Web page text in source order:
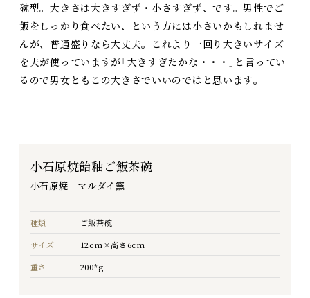
碗型。大きさは大きすぎず・小さすぎず、です。男性でご
飯をしっかり食べたい、という方には小さいかもしれませ
んが、普通盛りなら大丈夫。これより一回り大きいサイズ
を夫が使っていますが「大きすぎたかな・・・」と言ってい
るので男女ともこの大きさでいいのではと思います。
小石原焼飴釉ご飯茶碗
小石原焼 マルダイ窯
種類
ご飯茶碗
サイズ
12cm×高さ6cm
重さ
200*g